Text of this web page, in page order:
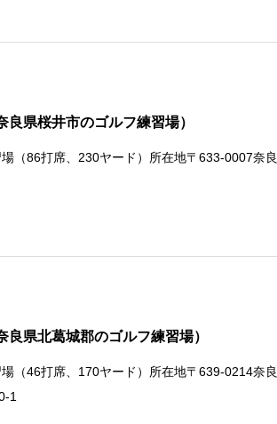
県桜井市のゴルフ練習場）
（86打席、230ヤード）所在地〒633-0007奈良
県北葛城郡のゴルフ練習場）
（46打席、170ヤード）所在地〒639-0214奈良
1